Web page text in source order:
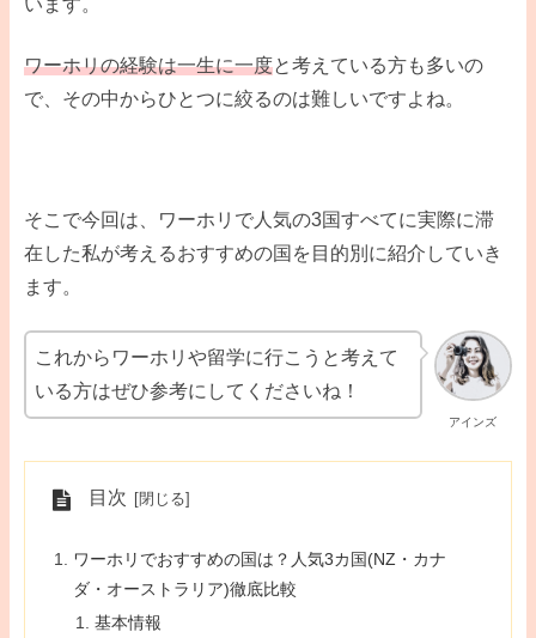
います。
ワーホリの経験は一生に一度と考えている方も多いの
で、その中からひとつに絞るのは難しいですよね。
そこで今回は、ワーホリで人気の3国すべてに実際に滞
在した私が考えるおすすめの国を目的別に紹介していき
ます。
アインズ
これからワーホリや留学に行こうと考えて
いる方はぜひ参考にしてくださいね！
目次
ワーホリでおすすめの国は？人気3カ国(NZ・カナ
ダ・オーストラリア)徹底比較
基本情報